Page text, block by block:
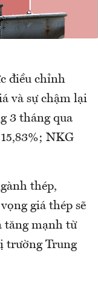
điều chỉnh
và sự chậm lại
3 tháng qua
NKG
thép,
giá thép sẽ
tăng mạnh từ
trường Trung